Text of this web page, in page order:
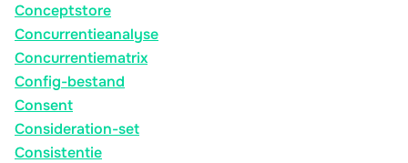
Conceptstore
Concurrentieanalyse
Concurrentiematrix
Config-bestand
Consent
Consideration-set
Consistentie